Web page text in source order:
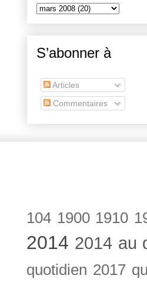
S’abonner à
Articles
Commentaires
104 1900 1910
2014 2014 au
quotidien 2017